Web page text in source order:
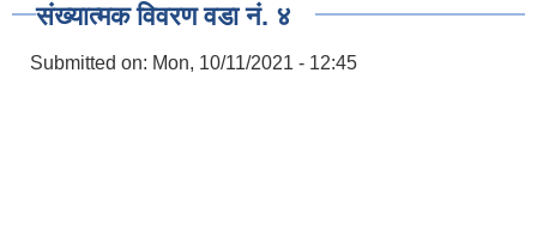
संख्यात्मक विवरण वडा नं. ४
Submitted on: Mon, 10/11/2021 - 12:45